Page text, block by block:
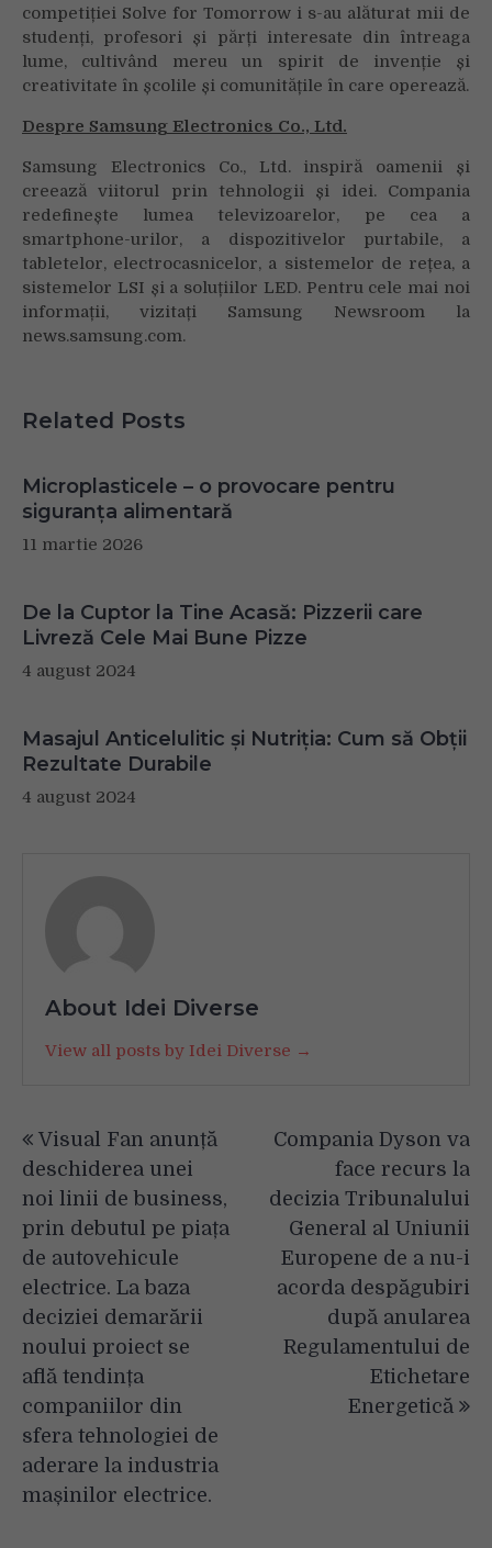
competiției Solve for Tomorrow i s-au alăturat mii de
studenți, profesori și părți interesate din întreaga
lume, cultivând mereu un spirit de invenție și
creativitate în școlile și comunitățile în care operează.
Despre Samsung Electronics Co., Ltd.
Samsung Electronics Co., Ltd. inspiră oamenii și
creează viitorul prin tehnologii și idei. Compania
redefinește lumea televizoarelor, pe cea a
smartphone-urilor, a dispozitivelor purtabile, a
tabletelor, electrocasnicelor, a sistemelor de rețea, a
sistemelor LSI și a soluțiilor LED. Pentru cele mai noi
informații, vizitați Samsung Newsroom la
news.samsung.com.
Related Posts
Microplasticele – o provocare pentru
siguranța alimentară
11 martie 2026
De la Cuptor la Tine Acasă: Pizzerii care
Livreză Cele Mai Bune Pizze
4 august 2024
Masajul Anticelulitic și Nutriția: Cum să Obții
Rezultate Durabile
4 august 2024
About Idei Diverse
View all posts by Idei Diverse →
în
articole
Visual Fan anunță
deschiderea unei
noi linii de business,
prin debutul pe piața
de autovehicule
electrice. La baza
deciziei demarării
noului proiect se
află tendința
companiilor din
sfera tehnologiei de
aderare la industria
mașinilor electrice.
Compania Dyson va
face recurs la
decizia Tribunalului
General al Uniunii
Europene de a nu-i
acorda despăgubiri
după anularea
Regulamentului de
Etichetare
Energetică